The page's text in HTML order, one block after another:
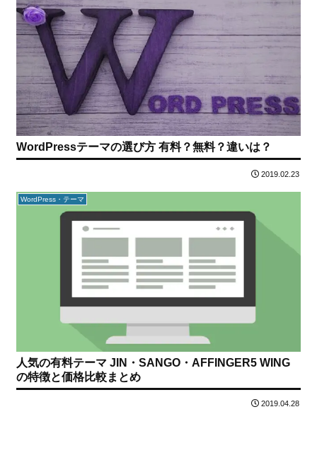
WordPressテーマの選び方 有料？無料？違いは？
2019.02.23
WordPress・テーマ
人気の有料テーマ JIN・SANGO・AFFINGER5 WING
の特徴と価格比較まとめ
2019.04.28